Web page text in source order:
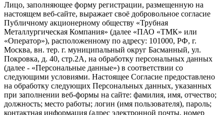
Лицо, заполняющее форму регистрации, размещенную на
настоящем веб-сайте, выражает своё добровольное согласие
Публичному акционерному обществу «Трубная
Металлургическая Компания» (далее «ПАО «ТМК» или
«Оператор»), расположенному по адресу: 101000, РФ, г.
Москва, вн. тер. г. муниципальный округ Басманный, ул.
Покровка, д. 40, стр.2А, на обработку персональных данных
(далее - «Персональные данные») в соответствии со
следующими условиями. Настоящее Согласие предоставлено
на обработку следующих Персональных данных, указанных
при заполнении веб-формы на сайте: фамилия, имя, отчество;
должность; место работы; логин (имя пользователя), пароль;
контактная информация (адрес электронной почты, номер